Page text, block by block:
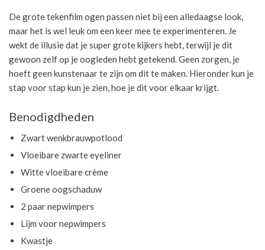
De grote tekenfilm ogen passen niet bij een alledaagse look,
maar het is wel leuk om een keer mee te experimenteren. Je
wekt de illusie dat je super grote kijkers hebt, terwijl je dit
gewoon zelf op je oogleden hebt getekend. Geen zorgen, je
hoeft geen kunstenaar te zijn om dit te maken. Hieronder kun je
stap voor stap kun je zien, hoe je dit voor elkaar krijgt.
Benodigdheden
Zwart wenkbrauwpotlood
Vloeibare zwarte eyeliner
Witte vloeibare crème
Groene oogschaduw
2 paar nepwimpers
Lijm voor nepwimpers
Kwastje